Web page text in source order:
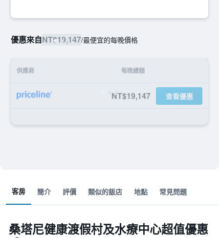
優惠來自NT$19,147/最便宜的每晚價格
供應商 每晚總額
NT$19,147 查看優惠
客房 簡介 評價 類似的飯店 地點 常見問題
桑塔尼健康渡假村及水療中心超值優惠